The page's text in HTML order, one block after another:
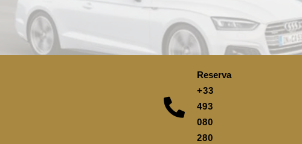
Reserva
+33
493
080
280